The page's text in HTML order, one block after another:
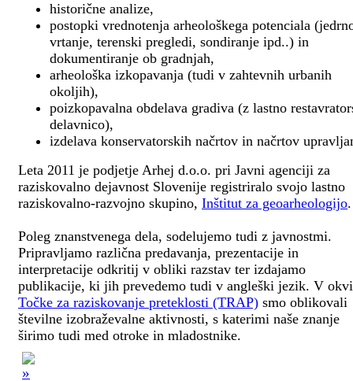
historične analize,
postopki vrednotenja arheološkega potenciala
vrtanje, terenski pregledi, sondiranje ipd..) in
dokumentiranje ob gradnjah,
arheološka izkopavanja (tudi v zahtevnih urbanih
okoljih),
poizkopavalna obdelava gradiva (z lastno
delavnico),
izdelava konservatorskih načrtov in načrtov
Leta 2011 je podjetje Arhej d.o.o. pri Javni agenciji za
raziskovalno dejavnost Slovenije registriralo svojo lastno
raziskovalno-razvojno skupino, Inštitut za geoarheologijo.
Poleg znanstvenega dela, sodelujemo tudi z javnostmi.
Pripravljamo različna predavanja, prezentacije in
interpretacije odkritij v obliki razstav ter izdajamo
publikacije, ki jih prevedemo tudi v angleški jezik. V
Točke za raziskovanje preteklosti (TRAP) smo oblikovali
številne izobraževalne aktivnosti, s katerimi naše znanje
širimo tudi med otroke in mladostnike.